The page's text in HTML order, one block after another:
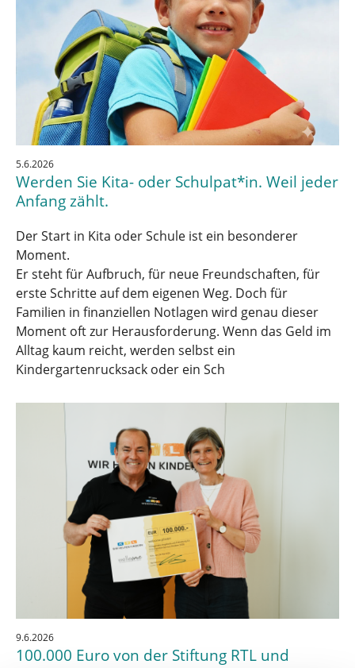
5.6.2026
Werden Sie Kita- oder Schulpat*in. Weil jeder
Anfang zählt.
Der Start in Kita oder Schule ist ein besonderer
Moment.
Er steht für Aufbruch, für neue Freundschaften, für
erste Schritte auf dem eigenen Weg. Doch für
Familien in finanziellen Notlagen wird genau dieser
Moment oft zur Herausforderung. Wenn das Geld im
Alltag kaum reicht, werden selbst ein
Kindergartenrucksack oder ein Sch
9.6.2026
100.000 Euro von der Stiftung RTL und